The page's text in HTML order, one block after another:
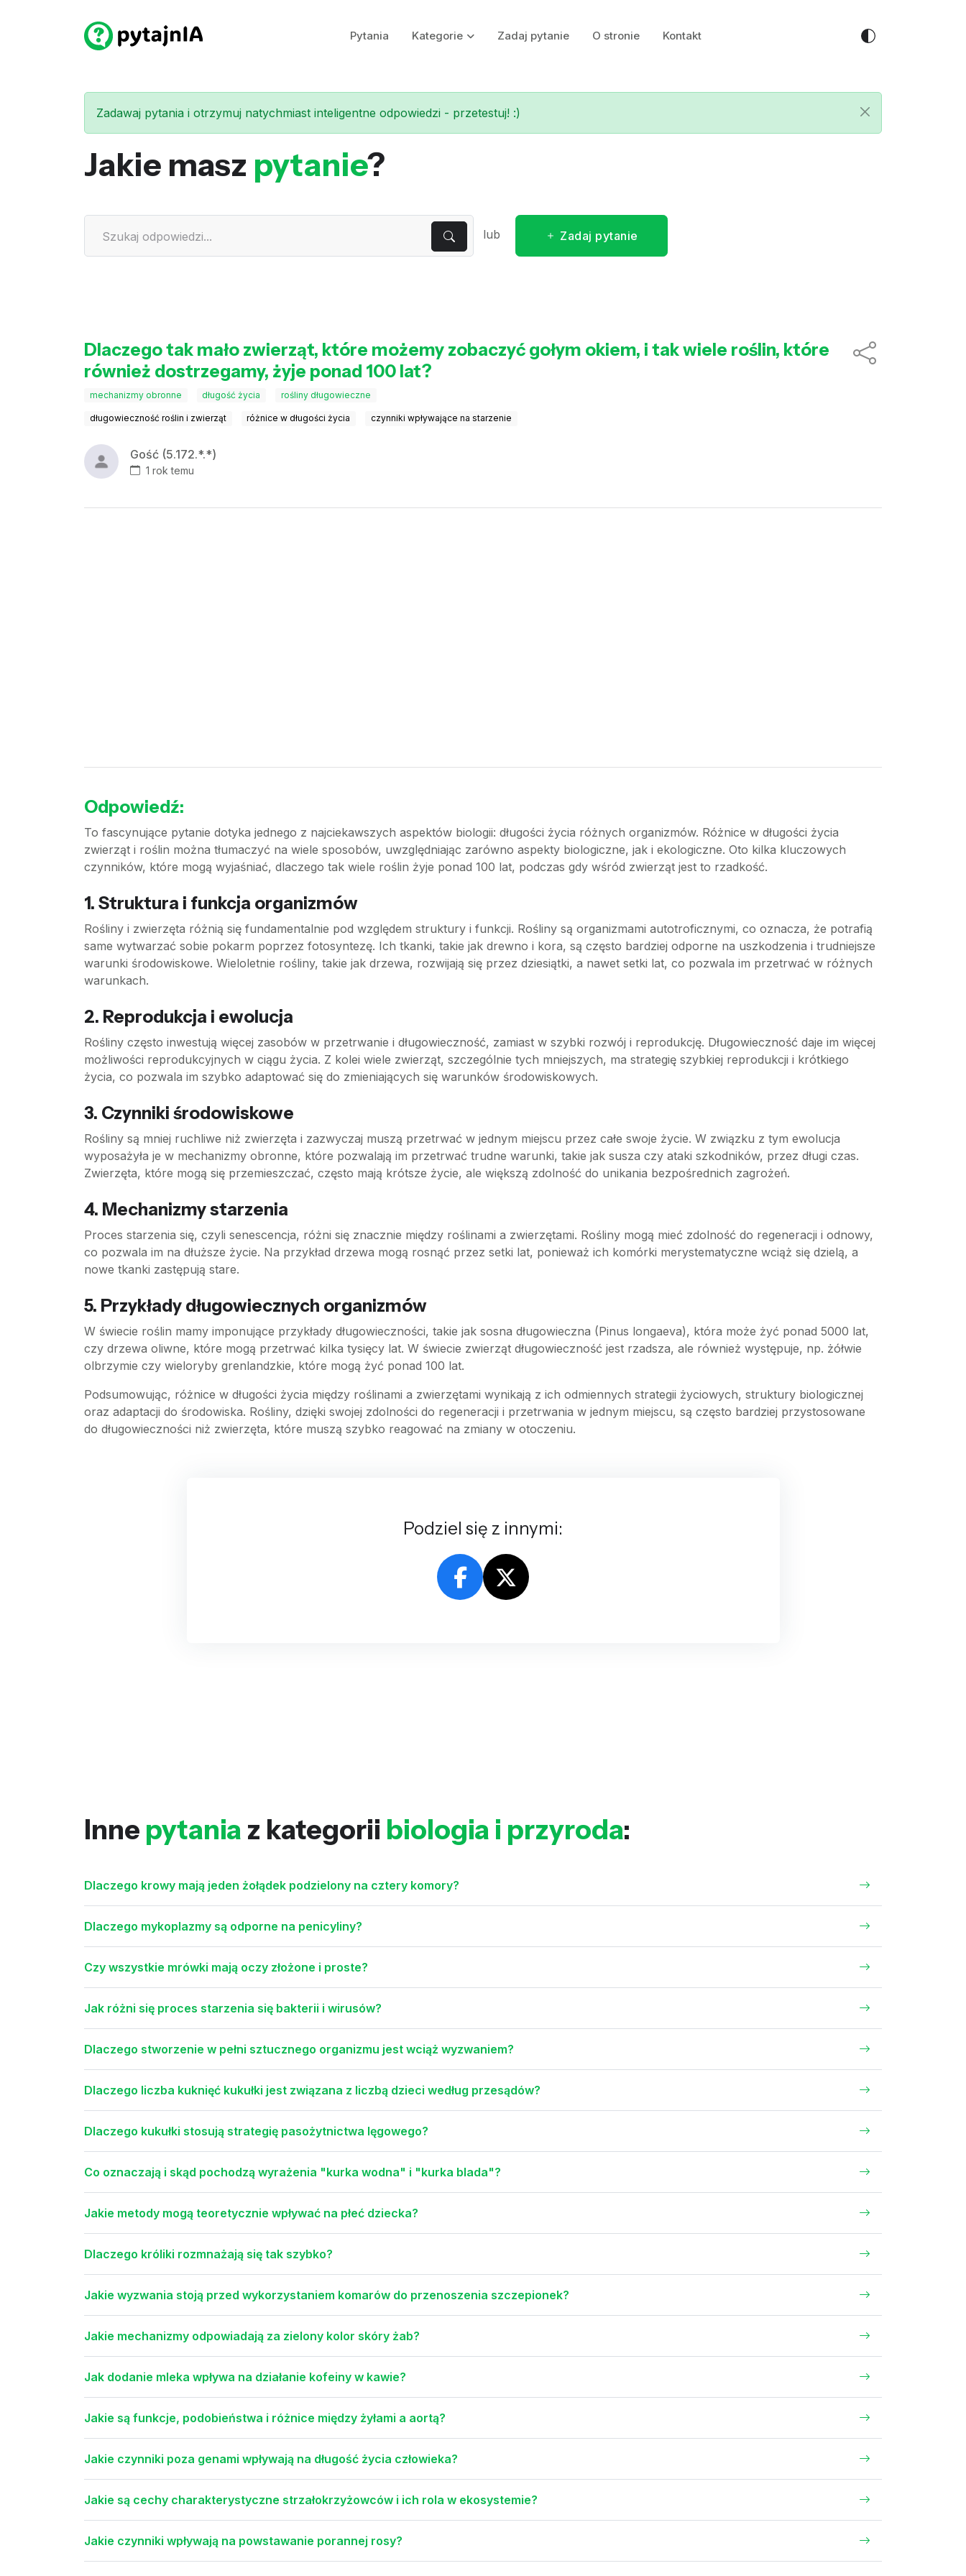
Pytania Kategorie Zadaj pytanie O stronie Kontakt
Zadawaj pytania i otrzymuj natychmiast inteligentne odpowiedzi - przetestuj! :)
Jakie masz pytanie?
lub Zadaj pytanie
Dlaczego tak mało zwierząt, które możemy zobaczyć gołym okiem, i tak wiele roślin, które
również dostrzegamy, żyje ponad 100 lat?
mechanizmy obronne długość życia rośliny długowieczne
długowieczność roślin i zwierząt różnice w długości życia czynniki wpływające na starzenie
Gość (5.172.*.*)
1 rok temu
Odpowiedź:
To fascynujące pytanie dotyka jednego z najciekawszych aspektów biologii: długości życia różnych organizmów. Różnice w długości życia
zwierząt i roślin można tłumaczyć na wiele sposobów, uwzględniając zarówno aspekty biologiczne, jak i ekologiczne. Oto kilka kluczowych
czynników, które mogą wyjaśniać, dlaczego tak wiele roślin żyje ponad 100 lat, podczas gdy wśród zwierząt jest to rzadkość.
1. Struktura i funkcja organizmów
Rośliny i zwierzęta różnią się fundamentalnie pod względem struktury i funkcji. Rośliny są organizmami autotroficznymi, co oznacza, że potrafią
same wytwarzać sobie pokarm poprzez fotosyntezę. Ich tkanki, takie jak drewno i kora, są często bardziej odporne na uszkodzenia i trudniejsze
warunki środowiskowe. Wieloletnie rośliny, takie jak drzewa, rozwijają się przez dziesiątki, a nawet setki lat, co pozwala im przetrwać w różnych
warunkach.
2. Reprodukcja i ewolucja
Rośliny często inwestują więcej zasobów w przetrwanie i długowieczność, zamiast w szybki rozwój i reprodukcję. Długowieczność daje im więcej
możliwości reprodukcyjnych w ciągu życia. Z kolei wiele zwierząt, szczególnie tych mniejszych, ma strategię szybkiej reprodukcji i krótkiego
życia, co pozwala im szybko adaptować się do zmieniających się warunków środowiskowych.
3. Czynniki środowiskowe
Rośliny są mniej ruchliwe niż zwierzęta i zazwyczaj muszą przetrwać w jednym miejscu przez całe swoje życie. W związku z tym ewolucja
wyposażyła je w mechanizmy obronne, które pozwalają im przetrwać trudne warunki, takie jak susza czy ataki szkodników, przez długi czas.
Zwierzęta, które mogą się przemieszczać, często mają krótsze życie, ale większą zdolność do unikania bezpośrednich zagrożeń.
4. Mechanizmy starzenia
Proces starzenia się, czyli senescencja, różni się znacznie między roślinami a zwierzętami. Rośliny mogą mieć zdolność do regeneracji i odnowy,
co pozwala im na dłuższe życie. Na przykład drzewa mogą rosnąć przez setki lat, ponieważ ich komórki merystematyczne wciąż się dzielą, a
nowe tkanki zastępują stare.
5. Przykłady długowiecznych organizmów
W świecie roślin mamy imponujące przykłady długowieczności, takie jak sosna długowieczna (Pinus longaeva), która może żyć ponad 5000 lat,
czy drzewa oliwne, które mogą przetrwać kilka tysięcy lat. W świecie zwierząt długowieczność jest rzadsza, ale również występuje, np. żółwie
olbrzymie czy wieloryby grenlandzkie, które mogą żyć ponad 100 lat.
Podsumowując, różnice w długości życia między roślinami a zwierzętami wynikają z ich odmiennych strategii życiowych, struktury biologicznej
oraz adaptacji do środowiska. Rośliny, dzięki swojej zdolności do regeneracji i przetrwania w jednym miejscu, są często bardziej przystosowane
do długowieczności niż zwierzęta, które muszą szybko reagować na zmiany w otoczeniu.
Podziel się z innymi:
Inne pytania z kategorii biologia i przyroda:
Dlaczego krowy mają jeden żołądek podzielony na cztery komory?
Dlaczego mykoplazmy są odporne na penicyliny?
Czy wszystkie mrówki mają oczy złożone i proste?
Jak różni się proces starzenia się bakterii i wirusów?
Dlaczego stworzenie w pełni sztucznego organizmu jest wciąż wyzwaniem?
Dlaczego liczba kuknięć kukułki jest związana z liczbą dzieci według przesądów?
Dlaczego kukułki stosują strategię pasożytnictwa lęgowego?
Co oznaczają i skąd pochodzą wyrażenia "kurka wodna" i "kurka blada"?
Jakie metody mogą teoretycznie wpływać na płeć dziecka?
Dlaczego króliki rozmnażają się tak szybko?
Jakie wyzwania stoją przed wykorzystaniem komarów do przenoszenia szczepionek?
Jakie mechanizmy odpowiadają za zielony kolor skóry żab?
Jak dodanie mleka wpływa na działanie kofeiny w kawie?
Jakie są funkcje, podobieństwa i różnice między żyłami a aortą?
Jakie czynniki poza genami wpływają na długość życia człowieka?
Jakie są cechy charakterystyczne strzałokrzyżowców i ich rola w ekosystemie?
Jakie czynniki wpływają na powstawanie porannej rosy?